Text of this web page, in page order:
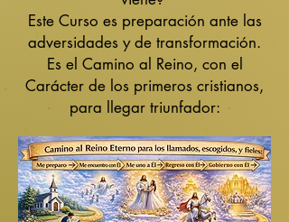
Este Curso es preparación ante las
adversidades y de transformación.
Es el Camino al Reino, con el
Carácter de los primeros cristianos,
para llegar triunfador: